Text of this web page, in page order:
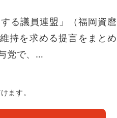
る議員連盟」（福岡資麿
持を求める提言をまとめ
党で、…
ます。